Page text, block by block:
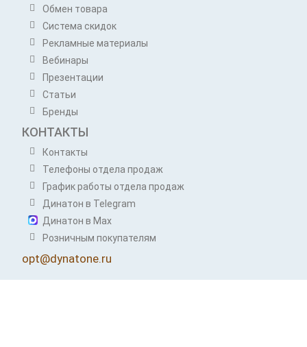
Обмен товара
Система скидок
Рекламные материалы
Вебинары
Презентации
Статьи
Бренды
КОНТАКТЫ
Контакты
Телефоны отдела продаж
График работы отдела продаж
Динатон в Telegram
Динатон в Max
Розничным покупателям
opt@dynatone.ru